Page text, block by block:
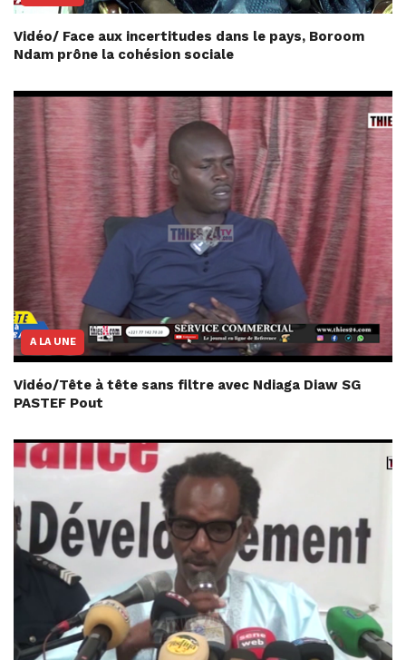
Vidéo/ Face aux incertitudes dans le pays, Boroom
Ndam prône la cohésion sociale
A LA UNE
Vidéo/Tête à tête sans filtre avec Ndiaga Diaw SG
PASTEF Pout